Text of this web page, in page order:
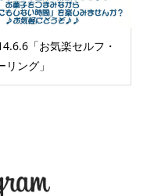
「お気楽セルフ・
リング」